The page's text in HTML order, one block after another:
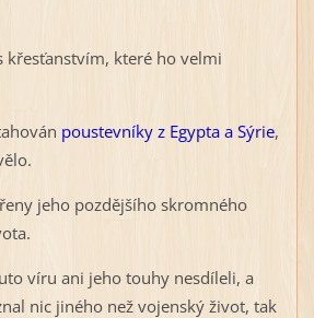
křesťanstvím, které ho velmi
poustevníky z Egypta a Sýrie,
jeho pozdějšího skromného
víru ani jeho touhy nesdíleli, a
nic jiného než vojenský život, tak